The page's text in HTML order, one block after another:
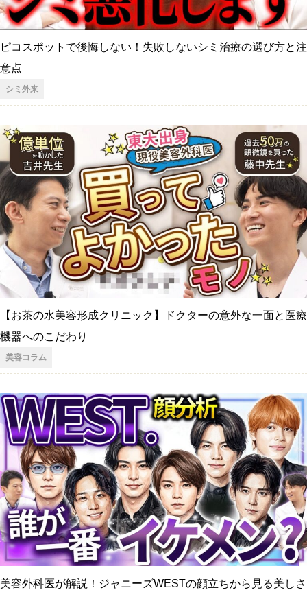
ピコスポットで後悔しない！失敗しないシミ治療の選び方と注
意点
シミ外来
【お茶の水美容形成クリニック】ドクターの意外な一面と医療
機器へのこだわり
美容コラム
美容外科医が解説！ジャニーズWESTの顔立ちから見る美しさ